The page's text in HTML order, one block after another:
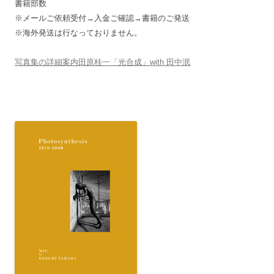
書籍部数
※メールご依頼受付→入金ご確認→書籍のご発送
※海外発送は行なっておりません。
写真集の詳細案内田原桂一「光合成」with 田中泯